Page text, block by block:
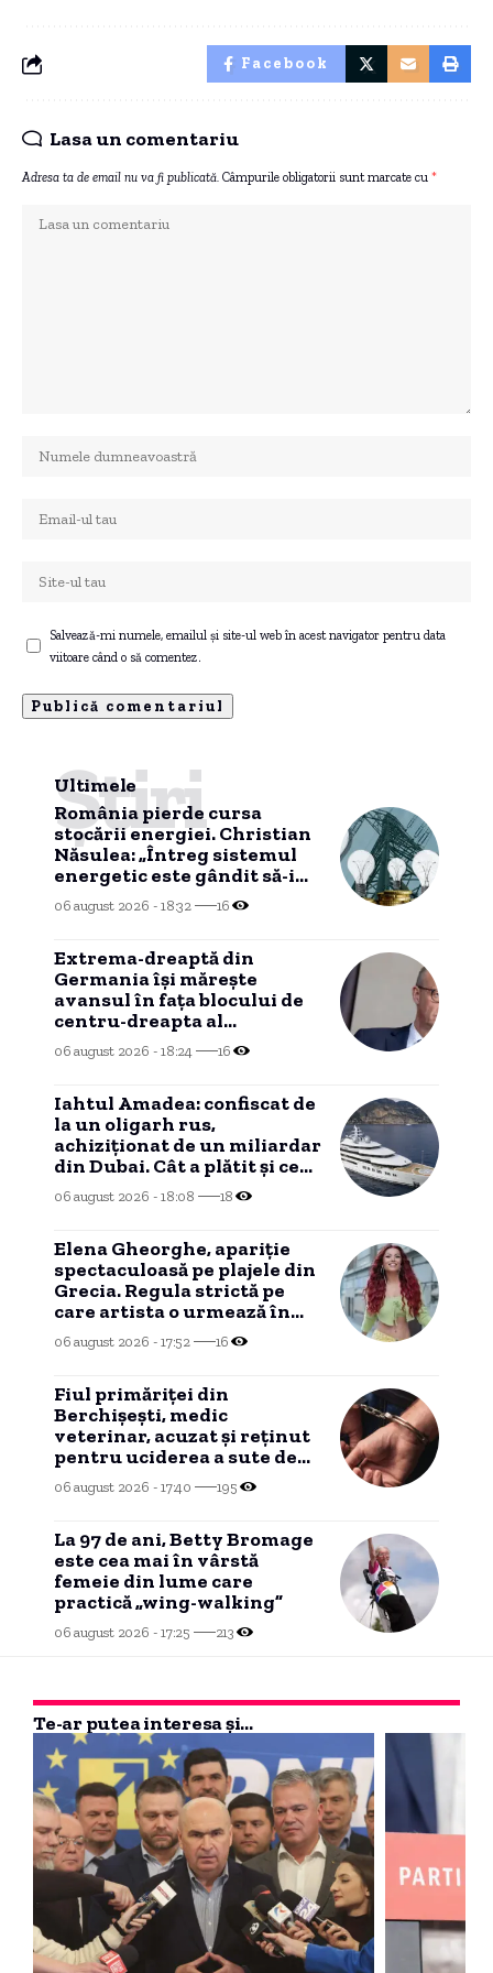
Facebook
Lasa un comentariu
Adresa ta de email nu va fi publicată. Câmpurile obligatorii sunt marcate cu *
Salvează-mi numele, emailul și site-ul web în acest navigator pentru data
viitoare când o să comentez.
Ultimele
Știri
România pierde cursa
stocării energiei. Christian
Năsulea: „Întreg sistemul
energetic este gândit să-i
dezavantajeze pe cetățeni”
06 august 2026 - 18:32 16
Extrema-dreaptă din
Germania îşi măreşte
avansul în faţa blocului de
centru-dreapta al
cancelarului Friedrich Merz
(sondaj)
06 august 2026 - 18:24 16
Iahtul Amadea: confiscat de
la un oligarh rus,
achiziționat de un miliardar
din Dubai. Cât a plătit și ce
intenționează să facă cu el
noul proprietar.
06 august 2026 - 18:08 18
Elena Gheorghe, apariție
spectaculoasă pe plajele din
Grecia. Regula strictă pe
care artista o urmează în
vacanță.
06 august 2026 - 17:52 16
Fiul primăriței din
Berchișești, medic
veterinar, acuzat și reținut
pentru uciderea a sute de
câini
06 august 2026 - 17:40 195
La 97 de ani, Betty Bromage
este cea mai în vârstă
femeie din lume care
practică „wing-walking”
06 august 2026 - 17:25 213
Te-ar putea interesa și...